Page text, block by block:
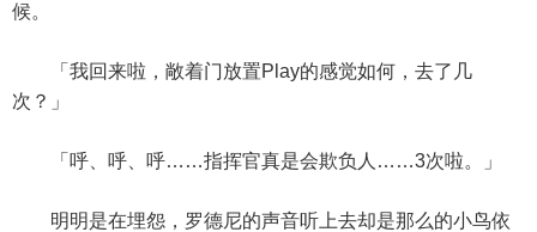
候。
「我回来啦，敞着门放置Play的感觉如何，去了几
次？」
「呼、呼、呼……指挥官真是会欺负人……3次啦。」
明明是在埋怨，罗德尼的声音听上去却是那么的小鸟依